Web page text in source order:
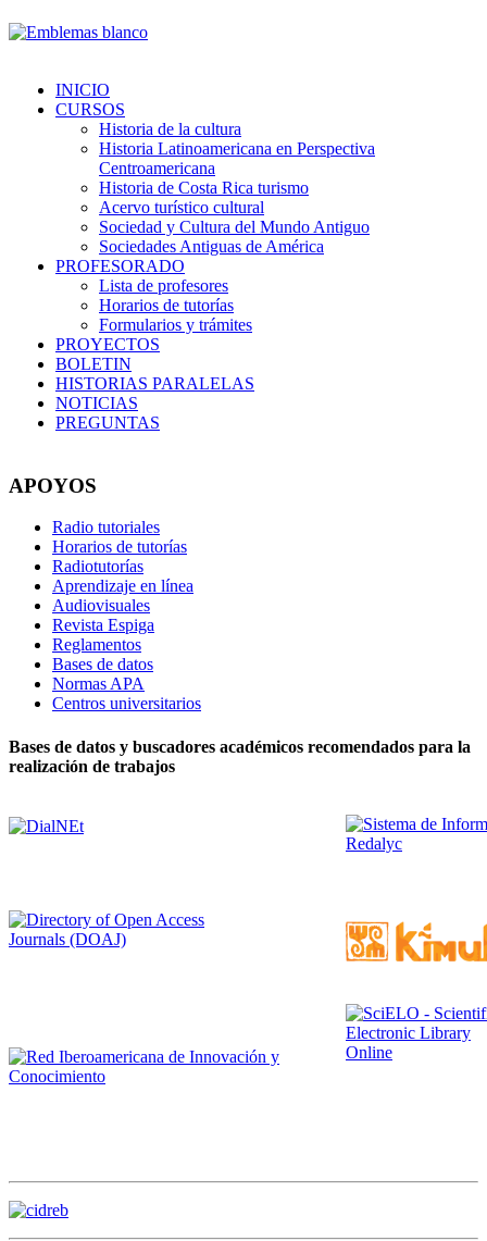
INICIO
CURSOS
Historia de la cultura
Historia Latinoamericana en Perspectiva
Centroamericana
Historia de Costa Rica turismo
Acervo turístico cultural
Sociedad y Cultura del Mundo Antiguo
Sociedades Antiguas de América
PROFESORADO
Lista de profesores
Horarios de tutorías
Formularios y trámites
PROYECTOS
BOLETIN
HISTORIAS PARALELAS
NOTICIAS
PREGUNTAS
APOYOS
Radio tutoriales
Horarios de tutorías
Radiotutorías
Aprendizaje en línea
Audiovisuales
Revista Espiga
Reglamentos
Bases de datos
Normas APA
Centros universitarios
Bases de datos y buscadores académicos recomendados para la
realización de trabajos